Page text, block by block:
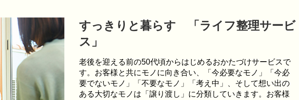
すっきりと暮らす 「ライフ整理サービ
ス」
老後を迎える前の50代頃からはじめるおかたづけサービスで
す。お客様と共にモノに向き合い、「今必要なモノ」「今必
要でないモノ」「不要なモノ」「考え中」、そして想い出の
ある大切なモノは「譲り渡し」に分類していきます。お客様